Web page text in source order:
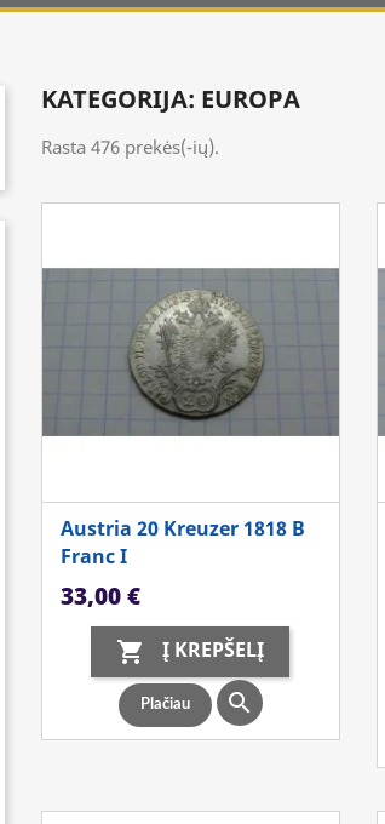
KATEGORIJA: EUROPA
Rasta 476 prekės(-ių).
Austria 20 Kreuzer 1818 B
Franc I
Kaina
33,00 €
 Į KREPŠELĮ
Plačiau 